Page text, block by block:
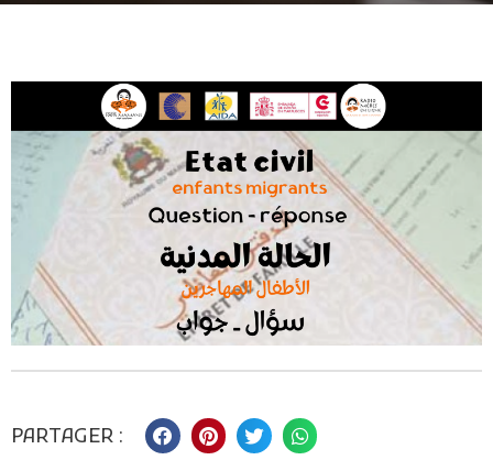
PARTAGER :